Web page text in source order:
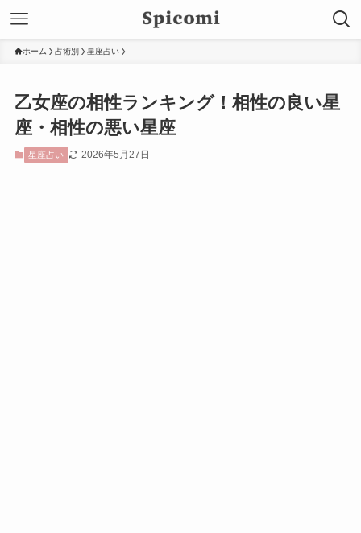
ホーム 占術別 星座占い
乙女座の相性ランキング！相性の良い星
座・相性の悪い星座
星座占い 2026年5月27日